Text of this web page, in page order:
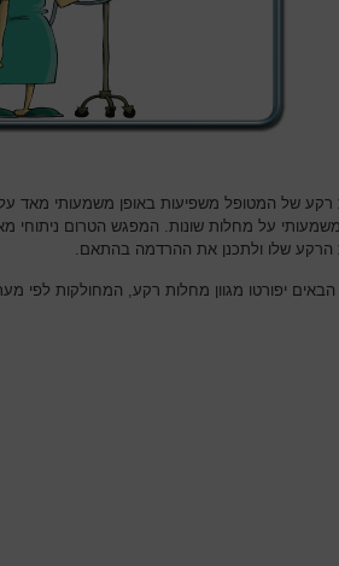
רקע של המטופל משפיעות באופן משמעותי מאד
משמעותי על מחלות שונות. המפגש הטרום ניתוחי
הרקע שלו ולתכנן את ההרדמה בהתאם.
יפורטו מגוון מחלות רקע, המחולקות לפי